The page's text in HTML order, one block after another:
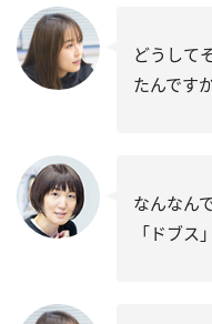
どうして
たんです
なんなん
「ドブス